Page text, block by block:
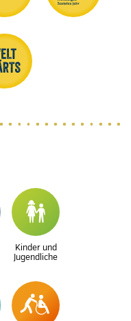
Kinder und
Jugendliche